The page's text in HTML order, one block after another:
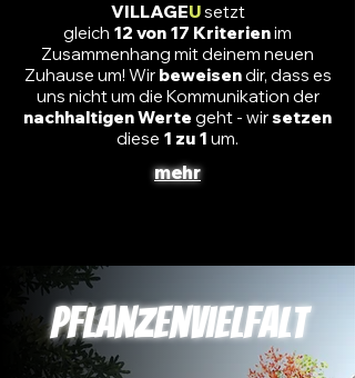
VILLAGEUsetzt
gleich 12 von 17 Kriterienim
Zusammenhang mit deinem neuen
Zuhause um! Wir beweisendir, dass es
uns nicht um die Kommunikation der
nachhaltigen Werte geht - wirsetzen
diese 1 zu 1 um.
mehr
Pflanzenvielfalt